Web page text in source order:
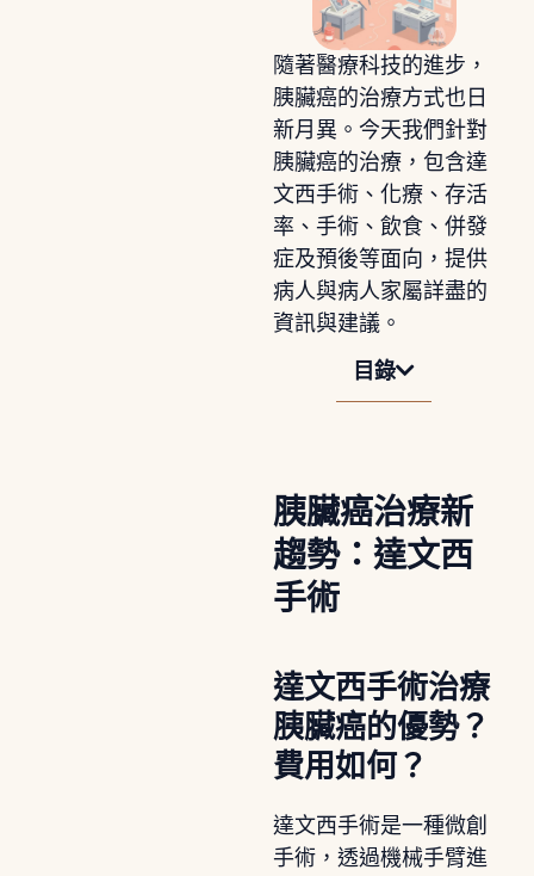
隨著醫療科技的進步，
胰臟癌的治療方式也日
新月異。今天我們針對
胰臟癌的治療，包含達
文西手術、化療、存活
率、手術、飲食、併發
症及預後等面向，提供
病人與病人家屬詳盡的
資訊與建議。
目錄
胰臟癌治療新
趨勢：達文西
手術
達文西手術治療
胰臟癌的優勢？
費用如何？
達文西手術是一種微創
手術，透過機械手臂進